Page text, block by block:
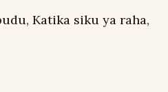
Katika siku ya raha,